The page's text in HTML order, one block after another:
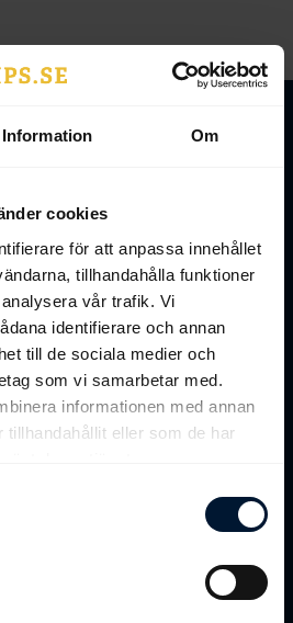
Information Om
cookies
för att anpassa innehållet
tillhandahålla funktioner
vår trafik. Vi
identifierare och annan
till de sociala medier och
som vi samarbetar med.
informationen med annan
tillhandahållit eller som de har
årets största tävlingsdagar på